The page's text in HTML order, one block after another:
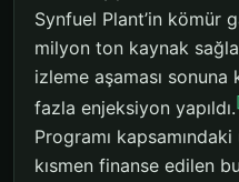
Synfuel Plant’in kömür
milyon ton kaynak
izleme aşaması
fazla enjeksiyon yapıldı.
Programı
kısmen finanse edilen